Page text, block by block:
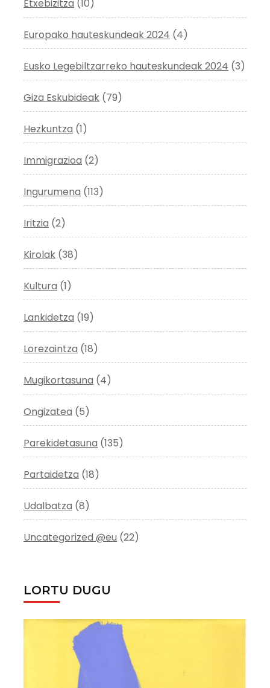
Etxebizitza (10)
Europako hauteskundeak 2024 (4)
Eusko Legebiltzarreko hauteskundeak 2024 (3)
Giza Eskubideak (79)
Hezkuntza (1)
Immigrazioa (2)
Ingurumena (113)
Iritzia (2)
Kirolak (38)
Kultura (1)
Lankidetza (19)
Lorezaintza (18)
Mugikortasuna (4)
Ongizatea (5)
Parekidetasuna (135)
Partaidetza (18)
Udalbatza (8)
Uncategorized @eu (22)
LORTU DUGU